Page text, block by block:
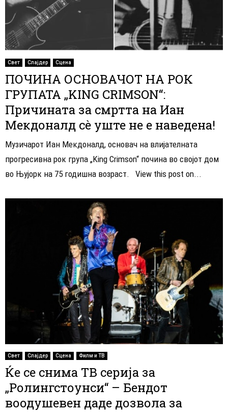
Свет Слајдер Сцена
ПОЧИНА ОСНОВАЧОТ НА РОК
ГРУПАТА „KING CRIMSON“:
Причината за смртта на Иан
Мекдоналд сè уште не е наведена!
Музичарот Иан Мекдоналд, основач на влијателната
прогресивна рок група „King Crimson“ почина во својот дом
во Њујорк на 75 годишна возраст. View this post on...
Свет Слајдер Сцена Филм и ТВ
Ќе се снима ТВ серија за
„Ролингстоунси“ – Бендот
воодушевен даде дозвола за